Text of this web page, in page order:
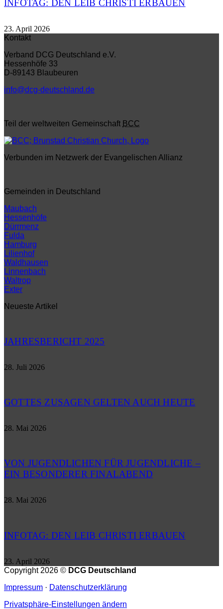
INFOTAG: DEN LEIB CHRISTI ERBAUEN
23. April 2026
Kontakt
Verband DCG Deutschland e.V.
Hessenhöfe 33
D-89143 Blaubeuren
info@dcg-deutschland.de
Teil der weltweiten Gemeinschaft BCC
Verbunden im Netzwerk der Evangelischen Allianz
Gemeinden in Deutschland
Maubach
Hessenhöfe
Dürrmenz
Fulda
Hamburg
Lilienhof
Waldhausen
Linnenbach
Waltrop
Exter
Neueste Artikel
JAHRESBERICHT 2025
28. Juli 2026
GOTTES ZUSAGEN GELTEN AUCH HEUTE
28. Mai 2026
VON JUGENDLICHEN FÜR JUGENDLICHE –
EIN BESONDERER FINALABEND
28. Mai 2026
INFOTAG: DEN LEIB CHRISTI ERBAUEN
23. April 2026
Copyright 2026 © DCG Deutschland
Impressum · Datenschutzerklärung
Privatsphäre-Einstellungen ändern